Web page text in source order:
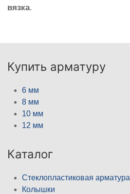
вязка.
Купить арматуру
6 мм
8 мм
10 мм
12 мм
Каталог
Стеклопластиковая арматура
Колышки